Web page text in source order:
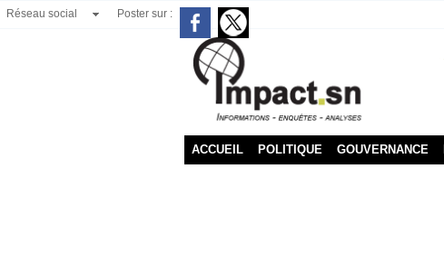
Réseau social Poster sur :
ACCUEIL POLITIQUE GOUVERNANCE